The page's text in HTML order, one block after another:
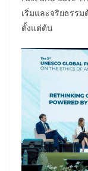
เริ่มและจริยธรร
ตั้งแต่ต้น